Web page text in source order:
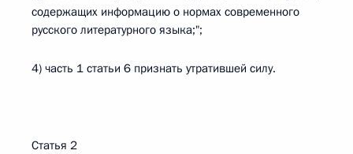
содержащих информацию о нормах современного
русского литературного языка;";
4) часть 1 статьи 6 признать утратившей силу.
Статья 2